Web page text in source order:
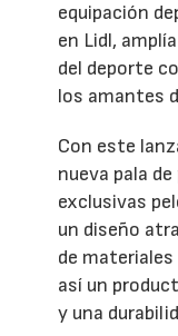
equipación
en Lidl,
del deporte
los amantes
Con este
nueva pala
exclusivas
un diseño
de
así un
y una